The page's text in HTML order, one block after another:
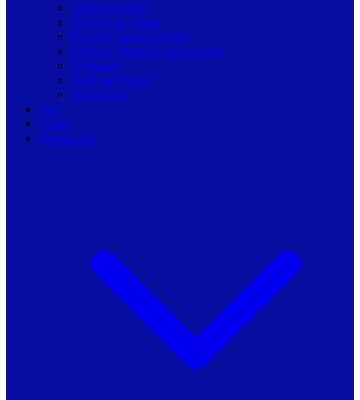
Toate articolele
Viziune de primar
Resurse pentru primarii
Politici Urbane & Guvernanta
Dialoguri
Profil de Primar
Podcast-uri
Stiri
Oferte
Despre noi